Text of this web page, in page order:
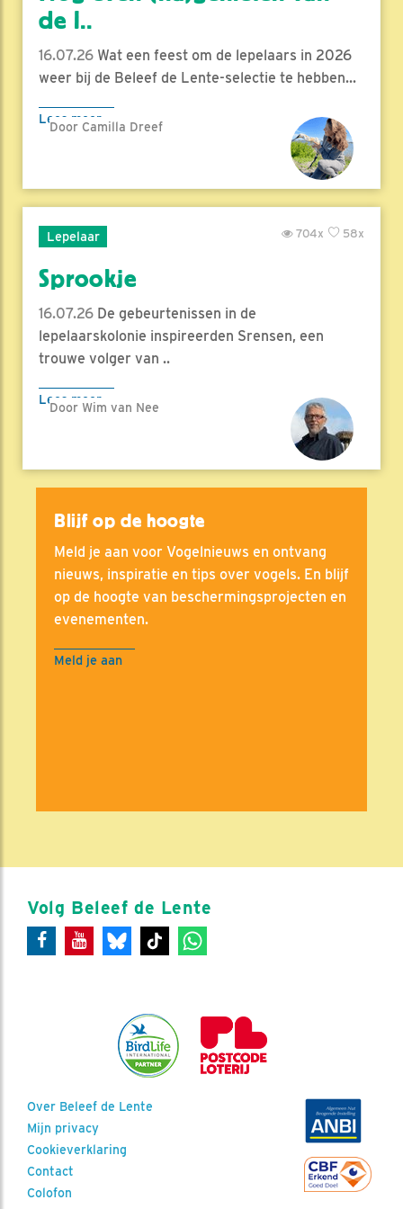
de l..
16.07.26 Wat een feest om de lepelaars in 2026
weer bij de Beleef de Lente-selectie te hebben...
Lees meer
Door Camilla Dreef
Lepelaar 58x
704x
Sprookje
16.07.26 De gebeurtenissen in de
lepelaarskolonie inspireerden Srensen, een
trouwe volger van ..
Lees meer
Door Wim van Nee
Blijf op de hoogte
Meld je aan voor Vogelnieuws en ontvang
nieuws, inspiratie en tips over vogels. En blijf
op de hoogte van beschermingsprojecten en
evenementen.
Meld je aan
Volg Beleef de Lente
Over Beleef de Lente
Mijn privacy
Cookieverklaring
Contact
Colofon